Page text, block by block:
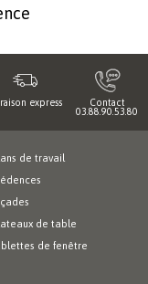
express
Contact
03.88.90.53.80
de travail
de table
de fenêtre